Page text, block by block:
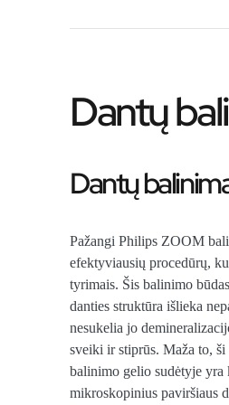
Dantų
Dantų
Pažangi Philips ZOOM
efektyviausių procedūrų,
tyrimais. Šis balinimo
danties struktūra išlieka
nesukelia jo
sveiki ir stiprūs. Maža to,
balinimo gelio sudėtyje
mikroskopinius paviršiaus